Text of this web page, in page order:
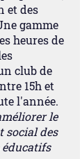
et des
gamme
heures de
club de
15h et
l'année.
le
social des
éducatifs